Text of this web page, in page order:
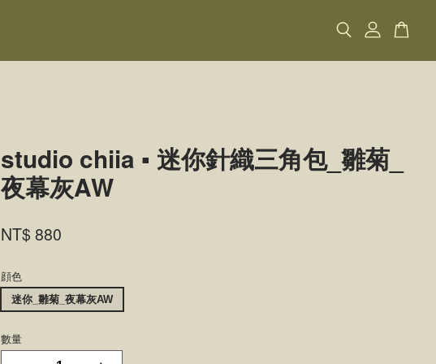
studio chiia ▪ 迷你針織三角包_雛菊_
夜幕灰AW
NT$ 880
顔色
迷你_雛菊_夜幕灰AW
數量